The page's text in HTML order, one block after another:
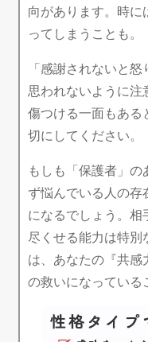
向があります。時に
ってしまうことも。
「感謝されないと
思われないように注
傷つける一面もある
切にしてください。
もしも「保護者」
ず悩んでいる人の存
になるでしょう。相
尽くせる能力は特別
は、あなたの『共感
の救いになっている